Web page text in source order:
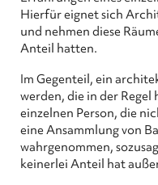
Hierfür eignet sich
und nehmen diese
Anteil hatten.
Im Gegenteil, ein
werden, die in der
einzelnen Person, die
eine Ansammlung von
wahrgenommen,
keinerlei Anteil hat